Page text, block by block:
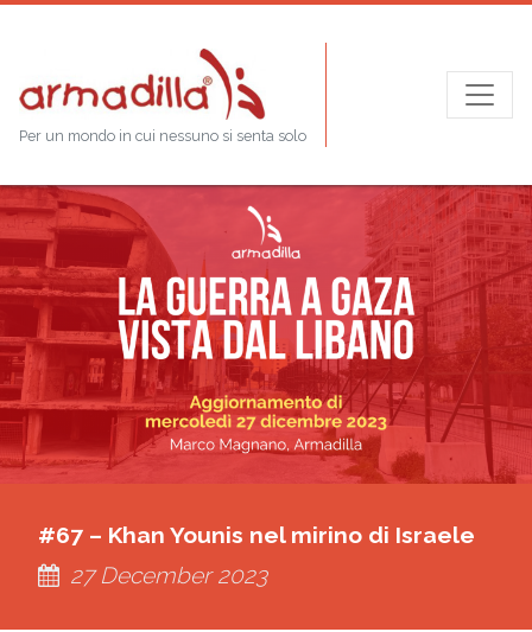
Per un mondo in cui nessuno si senta solo
#67 – Khan Younis nel mirino di Israele
27 December 2023